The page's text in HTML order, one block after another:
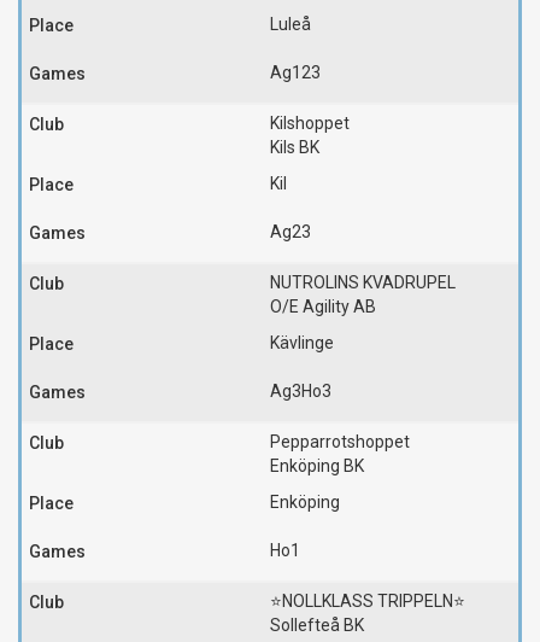
Luleå
Ag123
Kilshoppet
Kils BK
Kil
Ag23
NUTROLINS KVADRUPEL
O/E Agility AB
Kävlinge
Ag3Ho3
Pepparrotshoppet
Enköping BK
Enköping
Ho1
⭐️NOLLKLASS TRIPPELN⭐️
Sollefteå BK